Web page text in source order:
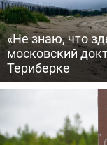
«Не знаю, что
московский
Териберке